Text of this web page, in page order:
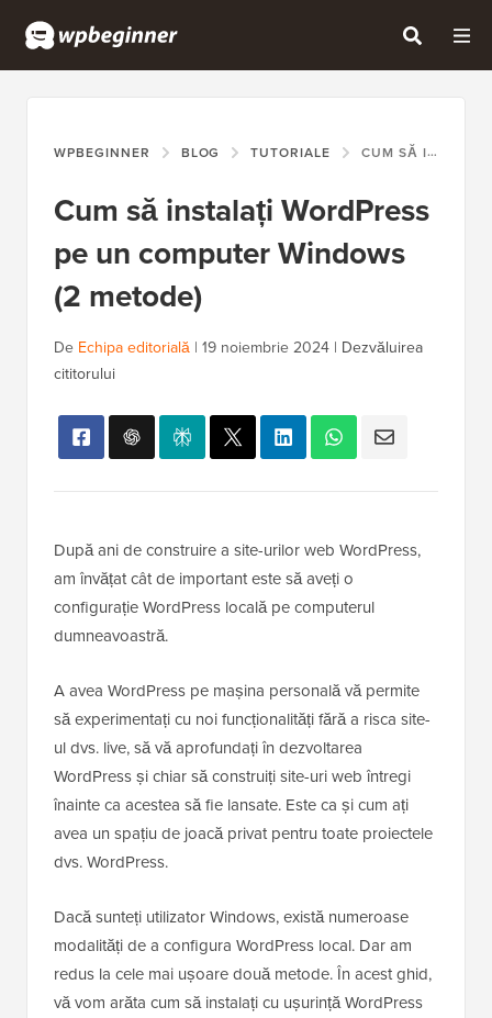
WPBEGINNER BLOG TUTORIALE CUM SĂ INSTALAȚI WORDPRESS PE UN COMPUTER WINDOWS (2 METODE)
Cum să instalați WordPress
pe un computer Windows
(2 metode)
De Echipa editorială | 19 noiembrie 2024 | Dezvăluirea
cititorului
După ani de construire a site-urilor web WordPress,
am învățat cât de important este să aveți o
configurație WordPress locală pe computerul
dumneavoastră.
A avea WordPress pe mașina personală vă permite
să experimentați cu noi funcționalități fără a risca site-
ul dvs. live, să vă aprofundați în dezvoltarea
WordPress și chiar să construiți site-uri web întregi
înainte ca acestea să fie lansate. Este ca și cum ați
avea un spațiu de joacă privat pentru toate proiectele
dvs. WordPress.
Dacă sunteți utilizator Windows, există numeroase
modalități de a configura WordPress local. Dar am
redus la cele mai ușoare două metode. În acest ghid,
vă vom arăta cum să instalați cu ușurință WordPress